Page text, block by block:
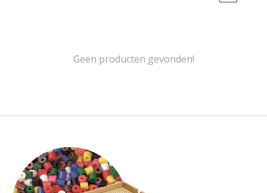
Geen producten gevonden!